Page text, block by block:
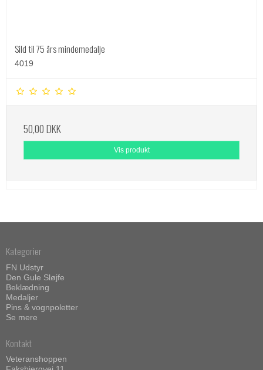
Sild til 75 års mindemedalje
4019
50,00 DKK
Vis produkt
Kategorier
FN Udstyr
Den Gule Sløjfe
Beklædning
Medaljer
Pins & vognpoletter
Se mere
Kontakt
Veteranshoppen